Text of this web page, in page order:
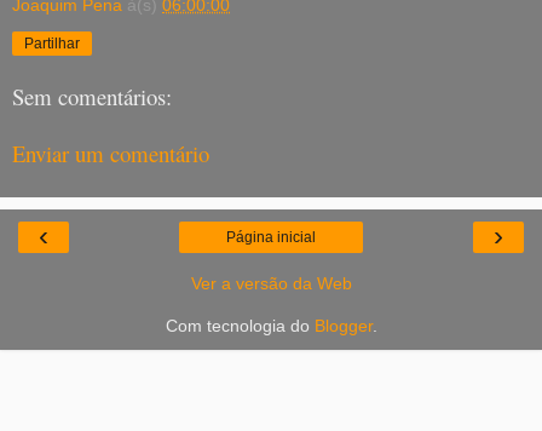
Joaquim Pena à(s) 06:00:00
Partilhar
Sem comentários:
Enviar um comentário
‹ ›
Página inicial
Ver a versão da Web
Com tecnologia do Blogger.